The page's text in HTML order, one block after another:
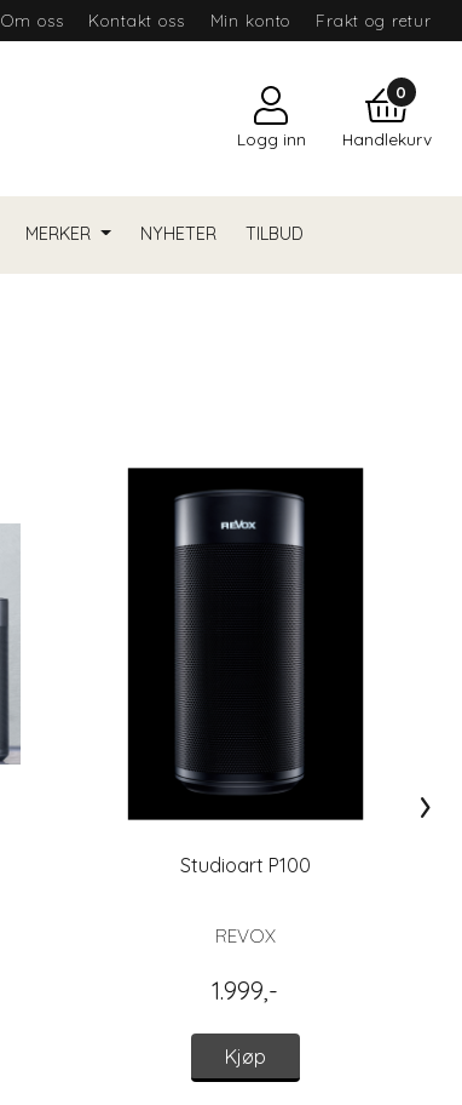
Om oss Kontakt oss Min konto Frakt og retur
Logg inn
0
Handlekurv
MERKER NYHETER TILBUD
Studioart P100
REVOX
1.999,-
Kjøp
›